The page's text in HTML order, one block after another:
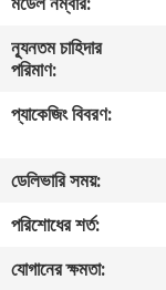
ভ্রমণ
নিয়ন্ত্রণ
যোগাযোগ
করুন
ন্যূনতম চাহিদার
পরিমাণ:
প্যাকেজিং বিবরণ:
ডেলিভারি সময়:
পরিশোধের শর্ত:
যোগানের ক্ষমতা: